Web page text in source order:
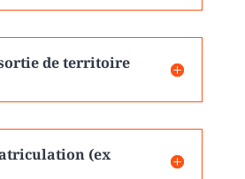
de territoire
(ex